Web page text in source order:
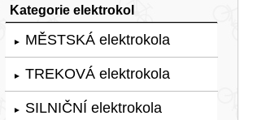
Kategorie elektrokol
► MĚSTSKÁ elektrokola
► TREKOVÁ elektrokola
► SILNIČNÍ elektrokola